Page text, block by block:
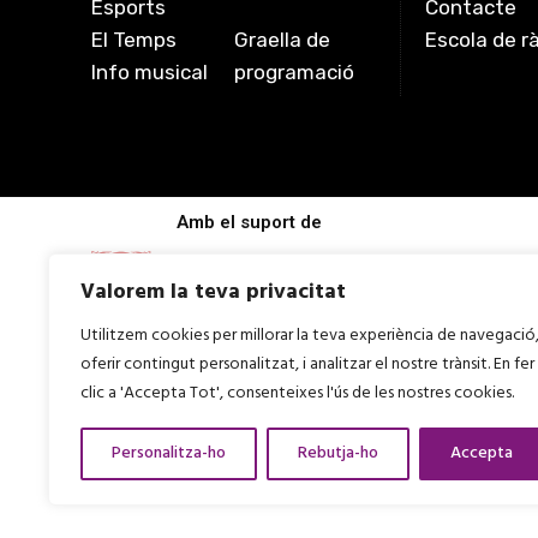
Valorem la teva privacitat
Utilitzem cookies per millorar la teva experiència de navegació,
oferir contingut personalitzat, i analitzar el nostre trànsit. En fer
clic a 'Accepta Tot', consenteixes l'ús de les nostres cookies.
Personalitza-ho Rebutja-ho Accepta
Esports
El Temps
Info musical
Graella de
programació
Contacte
Escola de
Amb el suport de